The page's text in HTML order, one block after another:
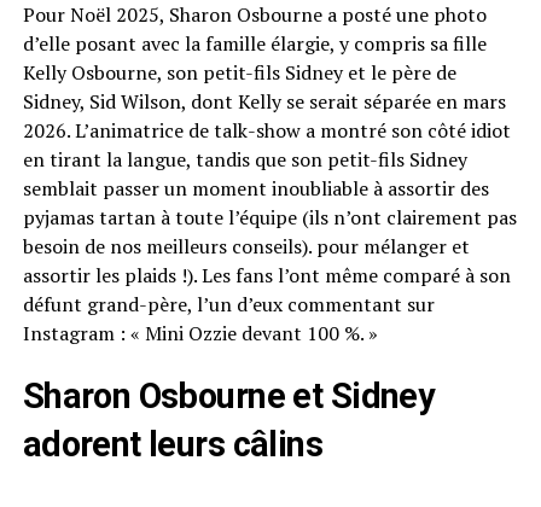
Pour Noël 2025, Sharon Osbourne a posté une photo
d’elle posant avec la famille élargie, y compris sa fille
Kelly Osbourne, son petit-fils Sidney et le père de
Sidney, Sid Wilson, dont Kelly se serait séparée en mars
2026. L’animatrice de talk-show a montré son côté idiot
en tirant la langue, tandis que son petit-fils Sidney
semblait passer un moment inoubliable à assortir des
pyjamas tartan à toute l’équipe (ils n’ont clairement pas
besoin de nos meilleurs conseils). pour mélanger et
assortir les plaids !). Les fans l’ont même comparé à son
défunt grand-père, l’un d’eux commentant sur
Instagram : « Mini Ozzie devant 100 %. »
Sharon Osbourne et Sidney
adorent leurs câlins